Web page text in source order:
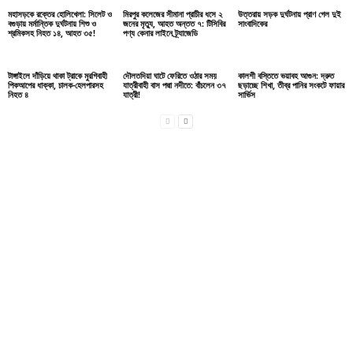
মহাসড়কে রক্তের হোলিখেলা: সিলেট ও
বগুড়ায় মর্মান্তিক দুর্ঘটনায় শিশু ও
শ্রমিকসহ নিহত ১৪, আহত ৩৫!
মিরপুর কলেজের সীমানা প্রাচীর ধসে ২
জনের মৃত্যু, আহত অন্তত ৭: টিসিবির
পণ্য কেনার লাইনে ট্র্যাজেডি
উত্তরায় সড়ক দুর্ঘটনায় প্রাণ গেল দুই
সাংবাদিকের
টাঙ্গাইলে দাঁড়িয়ে থাকা ট্রাকে মুরগিবাহী
পিকআপের ধাক্কা, চালক-হেলপারসহ
নিহত ৪
দৌলতদিয়া ঘাটে ফেরিতে ওঠার সময়
যাত্রীবাহী বাস পদ্মা নদীতে: বাঁচলেন ৩৭
যাত্রী!
কালশী বস্তিতে ভয়াবহ আগুন: দ্রুত
ছড়াচ্ছে শিখা, তীব্র পানির সংকটে ফায়ার
সার্ভিস